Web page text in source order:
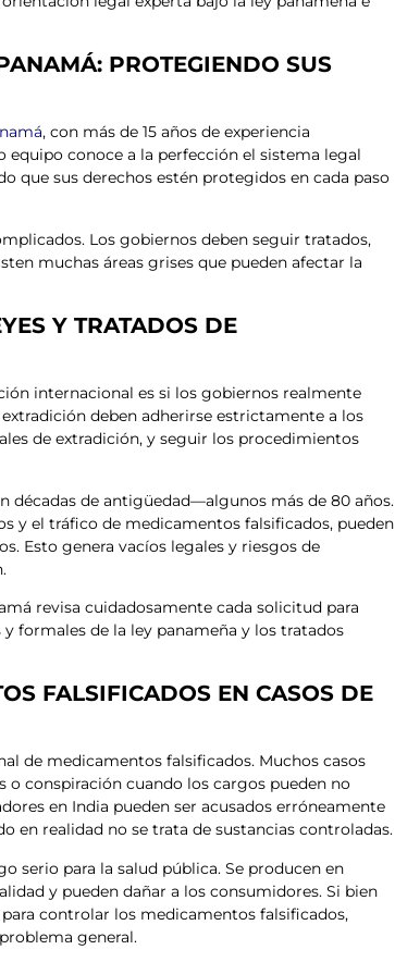
PROTEGIENDO SUS
, con más de 15 años de experiencia
conoce a la perfección el sistema legal
que sus derechos estén protegidos en cada paso
Los gobiernos deben seguir tratados,
muchas áreas grises que pueden afectar la
Y TRATADOS DE
internacional es si los gobiernos realmente
deben adherirse estrictamente a los
de extradición, y seguir los procedimientos
décadas de antigüedad—algunos más de 80 años.
y el tráfico de medicamentos falsificados, pueden
Esto genera vacíos legales y riesgos de
revisa cuidadosamente cada solicitud para
formales de la ley panameña y los tratados
FALSIFICADOS EN CASOS DE
de medicamentos falsificados. Muchos casos
o conspiración cuando los cargos pueden no
en India pueden ser acusados erróneamente
en realidad no se trata de sustancias controladas.
serio para la salud pública. Se producen en
y pueden dañar a los consumidores. Si bien
controlar los medicamentos falsificados,
general.